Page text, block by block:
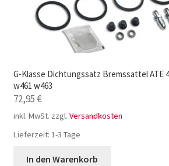
G-Klasse Dichtungssatz Bremssattel ATE
w461 w463
72,95€
inkl. MwSt. zzgl. Versandkosten
Lieferzeit: 1-3 Tage
In den Warenkorb